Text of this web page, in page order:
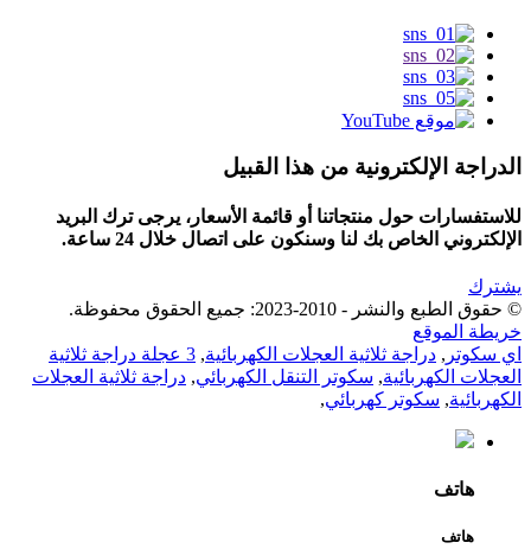
الدراجة الإلكترونية من هذا القبيل
للاستفسارات حول منتجاتنا أو قائمة الأسعار، يرجى ترك البريد
الإلكتروني الخاص بك لنا وسنكون على اتصال خلال 24 ساعة.
يشترك
© حقوق الطبع والنشر - 2010-2023: جميع الحقوق محفوظة.
خريطة الموقع
اي سكوتر , دراجة ثلاثية العجلات الكهربائية,
3 عجلة دراجة ثلاثية
العجلات الكهربائية, سكوتر التنقل الكهربائي, دراجة ثلاثية العجلات
الكهربائية, سكوتر كهربائي,
هاتف
هاتف